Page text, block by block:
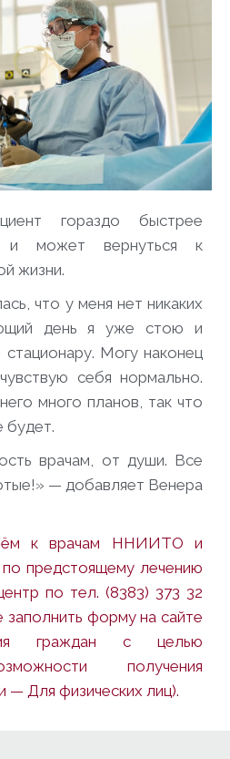
гораздо быстрее
и может вернуться к
жизни.
что у меня нет никаких
день я уже стою и
Могу наконец
себя нормально.
много планов, так что
будет.
врачам, от души. Все
— добавляет Венера
к врачам ННИИТО и
предстоящему лечению
по тел. (8383) 373 32
форму на сайте
граждан с целью
получения
— Для физических лиц).